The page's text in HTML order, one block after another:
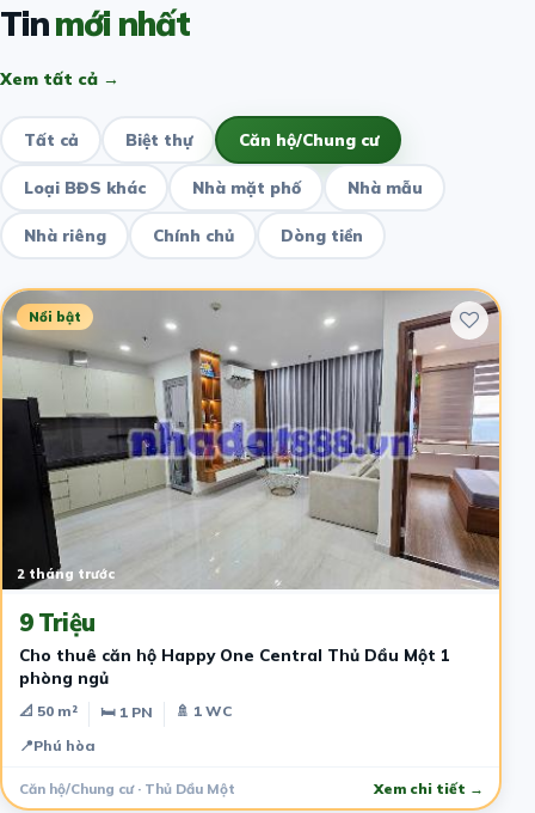
Tinmới nhất
Xem tất cả →
Tất cả Biệt thự Căn hộ/Chung cư
Loại BĐS khác Nhà mặt phố Nhà mẫu
Nhà riêng Chính chủ Dòng tiền
Nổi bật
2 tháng trước
9 Triệu
Cho thuê căn hộ Happy One Central Thủ Dầu Một 1
phòng ngủ
📐 50 m² 🛏 1 PN
🚿 1 WC
📍Phú hòa
Căn hộ/Chung cư · Thủ Dầu Một Xem chi tiết →